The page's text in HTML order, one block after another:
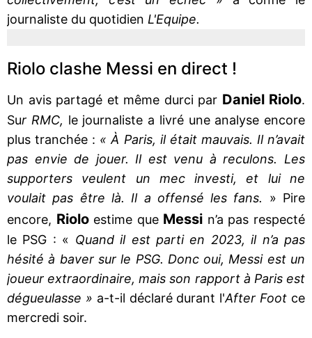
journaliste du quotidien L'Equipe.
Riolo clashe Messi en direct !
Un avis partagé et même durci par Daniel Riolo.
Sur RMC, le journaliste a livré une analyse encore
plus tranchée : « À Paris, il était mauvais. Il n’avait
pas envie de jouer. Il est venu à reculons. Les
supporters veulent un mec investi, et lui ne
voulait pas être là. Il a offensé les fans.
» Pire
encore, Riolo estime queMessi n’a pas respecté
le PSG : « Quand il est parti en 2023, il n’a pas
hésité à baver sur le PSG. Donc oui, Messi est un
joueur extraordinaire, mais son rapport à Paris est
dégueulasse » a-t-il déclaré durant l'After Foot ce
mercredi soir.